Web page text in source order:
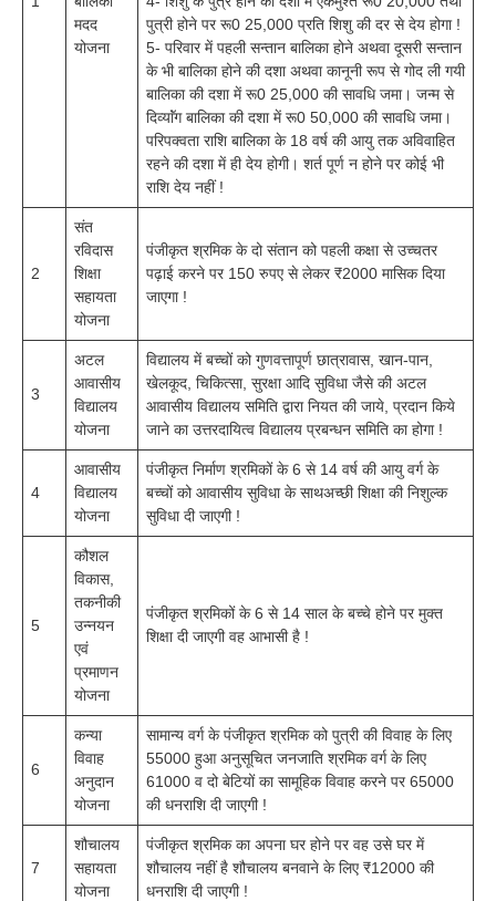
मदद
योजना
पुत्री होने पर रू0 25,000 प्रति शिशु की दर से देय होगा !
5- परिवार में पहली सन्तान बालिका होने अथवा दूसरी सन्तान
के भी बालिका होने की दशा अथवा कानूनी रूप से गोद ली गयी
बालिका की दशा में रू0 25,000 की सावधि जमा। जन्म से
दिव्याॅंग बालिका की दशा में रू0 50,000 की सावधि जमा।
परिपक्वता राशि बालिका के 18 वर्ष की आयु तक अविवाहित
रहने की दशा में ही देय होगी। शर्त पूर्ण न होने पर कोई भी
राशि देय नहीं !
2
संत
रविदास
शिक्षा
सहायता
योजना
पंजीकृत श्रमिक के दो संतान को पहली कक्षा से उच्चतर
पढ़ाई करने पर 150 रुपए से लेकर ₹2000 मासिक दिया
जाएगा !
3
अटल
आवासीय
विद्यालय
योजना
विद्यालय में बच्चों को गुणवत्तापूर्ण छात्रावास, खान-पान,
खेलकूद, चिकित्सा, सुरक्षा आदि सुविधा जैसे की अटल
आवासीय विद्यालय समिति द्वारा नियत की जाये, प्रदान किये
जाने का उत्तरदायित्व विद्यालय प्रबन्धन समिति का होगा !
4
आवासीय
विद्यालय
योजना
पंजीकृत निर्माण श्रमिकों के 6 से 14 वर्ष की आयु वर्ग के
बच्चों को आवासीय सुविधा के साथअच्छी शिक्षा की निशुल्क
सुविधा दी जाएगी !
5
कौशल
विकास,
तकनीकी
उन्नयन
एवं
प्रमाणन
योजना
पंजीकृत श्रमिकों के 6 से 14 साल के बच्चे होने पर मुक्त
शिक्षा दी जाएगी वह आभासी है !
6
कन्या
विवाह
अनुदान
योजना
सामान्य वर्ग के पंजीकृत श्रमिक को पुत्री की विवाह के लिए
55000 हुआ अनुसूचित जनजाति श्रमिक वर्ग के लिए
61000 व दो बेटियों का सामूहिक विवाह करने पर 65000
की धनराशि दी जाएगी !
7
शौचालय
सहायता
योजना
पंजीकृत श्रमिक का अपना घर होने पर वह उसे घर में
शौचालय नहीं है शौचालय बनवाने के लिए ₹12000 की
धनराशि दी जाएगी !